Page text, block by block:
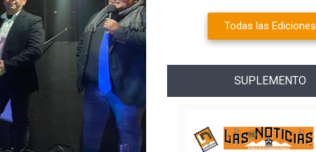
Todas las Ediciones
SUPLEMENTO